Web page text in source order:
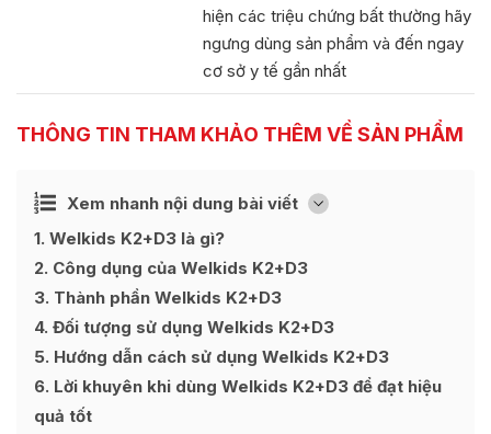
hiện các triệu chứng bất thường hãy
ngưng dùng sản phẩm và đến ngay
cơ sở y tế gần nhất
THÔNG TIN THAM KHẢO THÊM VỀ SẢN PHẨM
Xem nhanh nội dung bài viết [
Ẩn
1 Welkids K2+D3 là gì?
2 Công dụng của Welkids K2+D3
3 Thành phần Welkids K2+D3
4 Đối tượng sử dụng Welkids K2+D3
5 Hướng dẫn cách sử dụng Welkids K2+D3
6 Lời khuyên khi dùng Welkids K2+D3 để đạt hiệu
quả tốt